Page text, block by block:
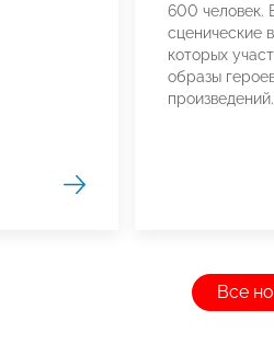
600 человек.
сценические
которых
образы
произведений.
Все